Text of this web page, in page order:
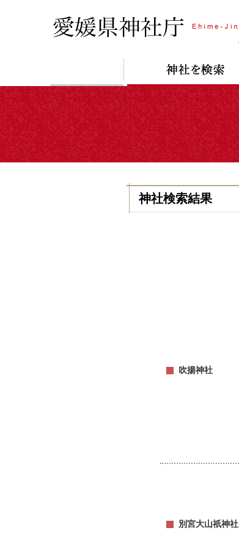
神社検索結果
吹揚神社
別宮大山祇神社